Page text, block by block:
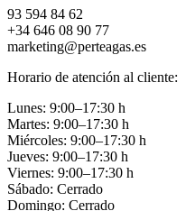
93 594 84 62
+34 646 08 90 77
marketing@perteagas.es
Horario de atención al cliente:
Lunes: 9:00–17:30 h
Martes: 9:00–17:30 h
Miércoles: 9:00–17:30 h
Jueves: 9:00–17:30 h
Viernes: 9:00–17:30 h
Sábado: Cerrado
Domingo: Cerrado